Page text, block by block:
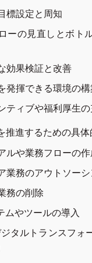
標設定と周知
ーの見直しとボト
効果検証と改善
発揮できる環境の構
ティブや福利厚生の
推進するための具体
ルや業務フローの作
業務のアウトソー
務の削除
ムやツールの導入
タルトランスフォ